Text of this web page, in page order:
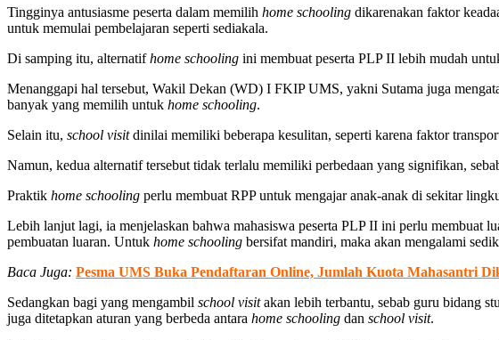
Tingginya antusiasme peserta dalam memilih home schooling dikarenakan faktor
untuk memulai pembelajaran seperti sediakala.
Di samping itu, alternatifhome schooling ini membuat peserta PLP II lebih mudah
Menanggapi hal tersebut, Wakil Dekan (WD) I FKIP UMS, yakni Sutama juga
banyak yang memilih untuk home schooling.
Selain itu, school visitdinilai memiliki beberapa kesulitan, seperti karena faktor
Namun, kedua alternatif tersebut tidak terlalu memiliki perbedaan yang signifikan,
Praktik home schooling perlu membuat RPP untuk mengajar anak-anak di sekitar
Lebih lanjut lagi, ia menjelaskan bahwa mahasiswa peserta PLP II ini perlu membuat
pembuatan luaran. Untuk home schooling bersifat mandiri, maka akan mengalami
Baca Juga: Pesma UMS Buka Pendaftaran Online, Jumlah Kuota Mahasantri
Sedangkan bagi yang mengambil school visitakan lebih terbantu, sebab guru bidang
juga ditetapkan aturan yang berbeda antara home schooling dan school visit.